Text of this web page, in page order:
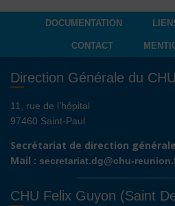
DOCUMENTATION
CONTACT
Direction Générale du
11, rue de l’hôpital
97460 Saint-Paul
Secrétariat de direction
Mail : secretariat.dg@chu-
CHU Felix Guyon (Saint